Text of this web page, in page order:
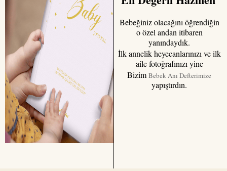
Bebeğiniz olacağını öğrendiğin
o özel andan itibaren
yanındaydık.
İlk annelik heyecanlarınızı ve ilk
aile fotoğrafınızı yine
Bizim Bebek Anı Defterimize
yapıştırdın.